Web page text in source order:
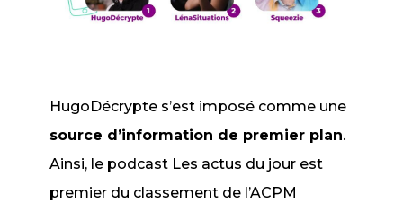
HugoDécrypte s’est imposé comme une
source d’information de premier plan.
Ainsi, le podcast Les actus du jour est
premier du classement de l’ACPM